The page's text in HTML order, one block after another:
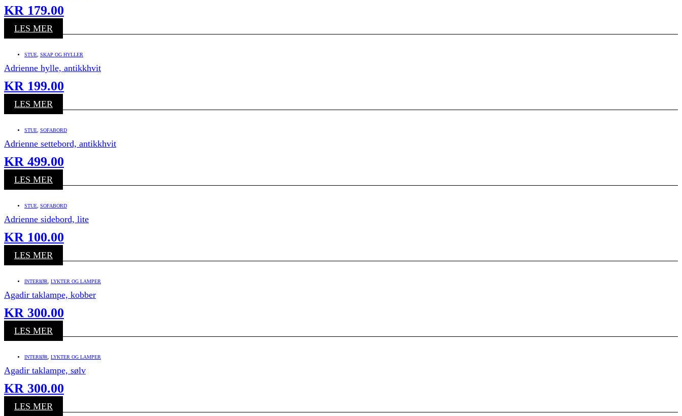
KR 179.00
LES MER
STUE SKAP OG HYLLER
Adrienne hylle, antikkhvit
KR 199.00
LES MER
STUE SOFABORD
Adrienne settebord, antikkhvit
KR 499.00
LES MER
STUE SOFABORD
Adrienne sidebord, lite
KR 100.00
LES MER
INTERIØR LYKTER OG LAMPER
Agadir taklampe, kobber
KR 300.00
LES MER
INTERIØR LYKTER OG LAMPER
Agadir taklampe, sølv
KR 300.00
LES MER